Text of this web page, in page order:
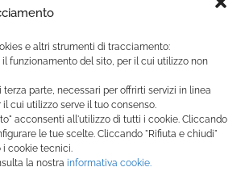
e altri strumenti di tracciamento:
funzionamento del sito, per il cui utilizzo non
parte, necessari per offrirti servizi in linea
cui utilizzo serve il tuo consenso.
acconsenti all'utilizzo di tutti i cookie. Cliccando
le tue scelte. Cliccando "Rifiuta e chiudi"
i cookie tecnici.
la nostra informativa cookie.
MARINO ACADEMY
di Montecchio, 17 47890